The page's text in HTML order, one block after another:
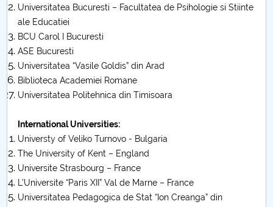
Universitatea Bucuresti – Facultatea de Psihologie si Stiinte
ale Educatiei
BCU Carol I Bucuresti
ASE Bucuresti
Universitatea “Vasile Goldis” din Arad
Biblioteca Academiei Romane
Universitatea Politehnica din Timisoara
International Universities:
Universty of Veliko Turnovo - Bulgaria
The University of Kent – England
Universite Strasbourg – France
L’Universite “Paris XII” Val de Marne – France
Universitatea Pedagogica de Stat “Ion Creanga” din